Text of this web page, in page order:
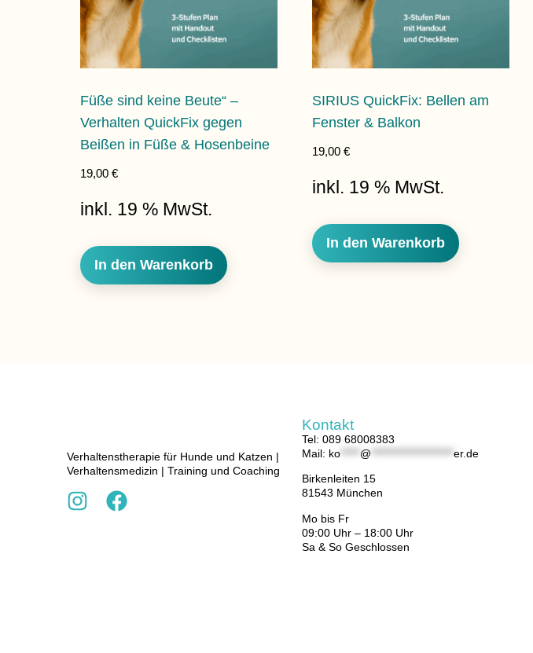
Füße sind keine Beute“ –
Verhalten QuickFix gegen
Beißen in Füße & Hosenbeine
19,00 €
inkl. 19 % MwSt.
In den Warenkorb
SIRIUS QuickFix: Bellen am
Fenster & Balkon
19,00 €
inkl. 19 % MwSt.
In den Warenkorb
Verhaltenstherapie für Hunde und Katzen |
Verhaltensmedizin | Training und Coaching
Kontakt
Tel: 089 68008383
Mail: ko***** @ er.de
Birkenleiten 15
81543 München
Mo bis Fr
09:00 Uhr – 18:00 Uhr
Sa & So Geschlossen